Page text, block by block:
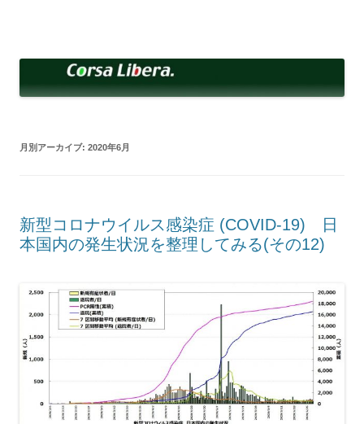
へ
ッ
月別アーカイブ: 2020年6月
新型コロナウイルス感染症 (COVID-19) 日
本国内の発生状況を整理してみる(その12)